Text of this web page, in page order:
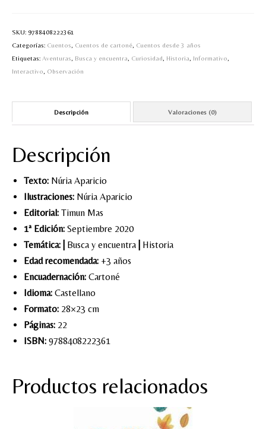
Antiguo
Egipto
cantidad
SKU: 9788408222361
Categorías: Cuentos Cuentos de cartoné Cuentos desde 3 años
Etiquetas: Aventuras Busca y encuentra Curiosidad Historia Informativo
Interactivo
Observación
Descripción Valoraciones (0)
Descripción
Texto: Núria Aparicio
Ilustraciones: Núria Aparicio
Editorial: Timun Mas
1ª Edición: Septiembre 2020
Temática:
Busca y encuentra
Historia
Edad recomendada: +3 años
Encuadernación: Cartoné
Idioma: Castellano
Formato: 28×23 cm
Páginas: 22
ISBN: 9788408222361
Productos relacionados